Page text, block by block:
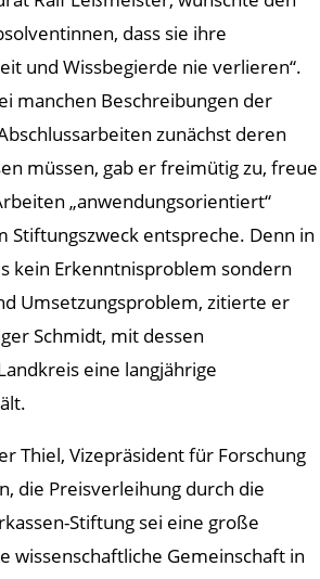
dass sie ihre
und Wissbegierde nie verlieren“.
manchen Beschreibungen der
zunächst deren
müssen, gab er freimütig zu, freue
„anwendungsorientiert“
Stiftungszweck entspreche. Denn in
kein Erkenntnisproblem sondern
Umsetzungsproblem, zitierte er
Schmidt, mit dessen
eine langjährige
Thiel, Vizepräsident für Forschung
die Preisverleihung durch die
Stiftung sei eine große
wissenschaftliche Gemeinschaft in